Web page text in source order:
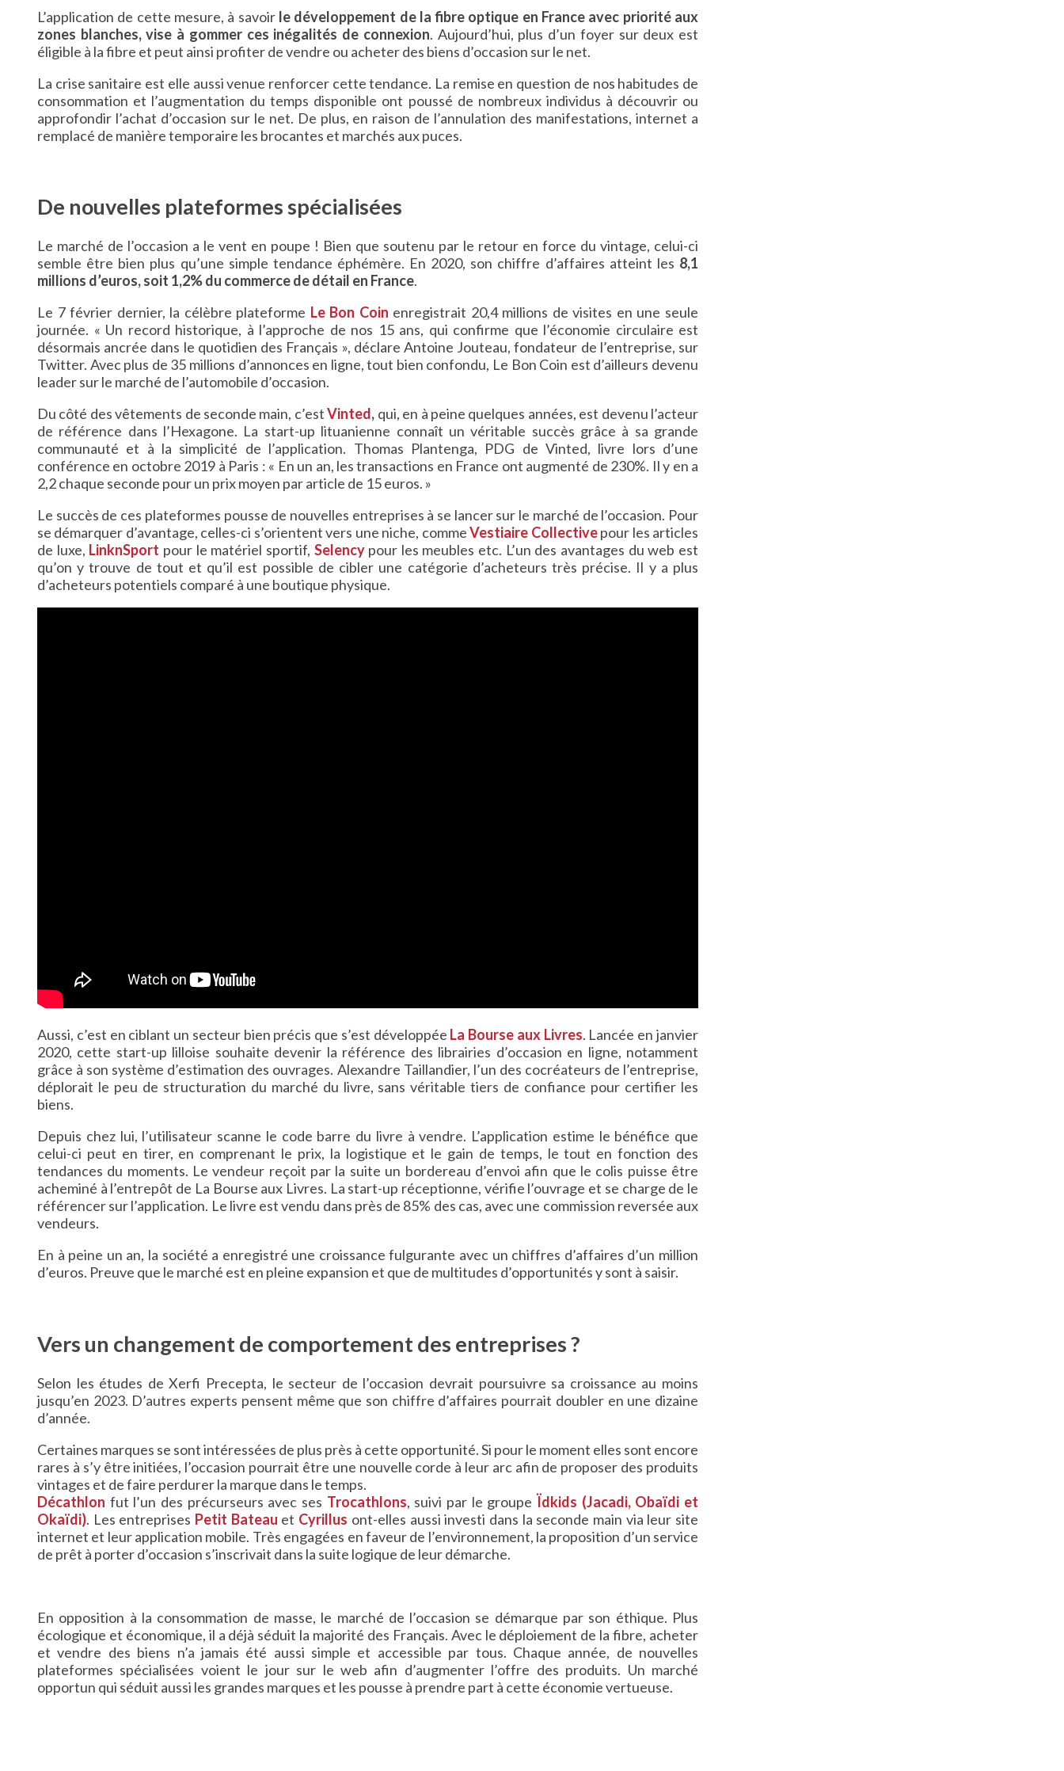
L’application de cette mesure, à savoir le développement de la fibre optique en France avec priorité aux
zones blanches, vise à gommer ces inégalités de connexion. Aujourd’hui, plus d’un foyer sur deux est
éligible à la fibre et peut ainsi profiter de vendre ou acheter des biens d’occasion sur le net.
La crise sanitaire est elle aussi venue renforcer cette tendance. La remise en question de nos habitudes de
consommation et l’augmentation du temps disponible ont poussé de nombreux individus à découvrir ou
approfondir l’achat d’occasion sur le net. De plus, en raison de l’annulation des manifestations, internet a
remplacé de manière temporaire les brocantes et marchés aux puces.
De nouvelles plateformes spécialisées
Le marché de l’occasion a le vent en poupe ! Bien que soutenu par le retour en force du vintage, celui-ci
semble être bien plus qu’une simple tendance éphémère. En 2020, son chiffre d’affaires atteint les 8,1
millions d’euros, soit 1,2% du commerce de détail en France.
Le 7 février dernier, la célèbre plateforme Le Bon Coin enregistrait 20,4 millions de visites en une seule
journée. « Un record historique, à l’approche de nos 15 ans, qui confirme que l’économie circulaire est
désormais ancrée dans le quotidien des Français », déclare Antoine Jouteau, fondateur de l’entreprise, sur
Twitter. Avec plus de 35 millions d’annonces en ligne, tout bien confondu, Le Bon Coin est d’ailleurs devenu
leader sur le marché de l’automobile d’occasion.
Du côté des vêtements de seconde main, c’estVinted, qui, en à peine quelques années, est devenu l’acteur
de référence dans l’Hexagone. La start-up lituanienne connaît un véritable succès grâce à sa grande
communauté et à la simplicité de l’application. Thomas Plantenga, PDG de Vinted, livre lors d’une
conférence en octobre 2019 à Paris : « En un an, les transactions en France ont augmenté de 230%. Il y en a
2,2 chaque seconde pour un prix moyen par article de 15 euros. »
Le succès de ces plateformes pousse de nouvelles entreprises à se lancer sur le marché de l’occasion. Pour
se démarquer d’avantage, celles-ci s’orientent vers une niche, commeVestiaire Collectivepour les articles
de luxe, LinknSport pour le matériel sportif, Selencypour les meubles etc. L’un des avantages du web est
qu’on y trouve de tout et qu’il est possible de cibler une catégorie d’acheteurs très précise. Il y a plus
d’acheteurs potentiels comparé à une boutique physique.
Aussi, c’est en ciblant un secteur bien précis que s’est développée La Bourse aux Livres. Lancée en janvier
2020, cette start-up lilloise souhaite devenir la référence des librairies d’occasion en ligne, notamment
grâce à son système d’estimation des ouvrages. Alexandre Taillandier, l’un des cocréateurs de l’entreprise,
déplorait le peu de structuration du marché du livre, sans véritable tiers de confiance pour certifier les
biens.
Depuis chez lui, l’utilisateur scanne le code barre du livre à vendre. L’application estime le bénéfice que
celui-ci peut en tirer, en comprenant le prix, la logistique et le gain de temps, le tout en fonction des
tendances du moments. Le vendeur reçoit par la suite un bordereau d’envoi afin que le colis puisse être
acheminé à l’entrepôt de La Bourse aux Livres. La start-up réceptionne, vérifie l’ouvrage et se charge de le
référencer sur l’application. Le livre est vendu dans près de 85% des cas, avec une commission reversée aux
vendeurs.
En à peine un an, la société a enregistré une croissance fulgurante avec un chiffres d’affaires d’un million
d’euros. Preuve que le marché est en pleine expansion et que de multitudes d’opportunités y sont à saisir.
Vers un changement de comportement des entreprises ?
Selon les études de Xerfi Precepta, le secteur de l’occasion devrait poursuivre sa croissance au moins
jusqu’en 2023. D’autres experts pensent même que son chiffre d’affaires pourrait doubler en une dizaine
d’année.
Certaines marques se sont intéressées de plus près à cette opportunité. Si pour le moment elles sont encore
rares à s’y être initiées, l’occasion pourrait être une nouvelle corde à leur arc afin de proposer des produits
vintages et de faire perdurer la marque dans le temps.
Décathlon fut l’un des précurseurs avec ses Trocathlons, suivi par le groupe Ïdkids (Jacadi, Obaïdi et
Okaïdi). Les entreprises Petit Bateau et Cyrillus ont-elles aussi investi dans la seconde main via leur site
internet et leur application mobile. Très engagées en faveur de l’environnement, la proposition d’un service
de prêt à porter d’occasion s’inscrivait dans la suite logique de leur démarche.
En opposition à la consommation de masse, le marché de l’occasion se démarque par son éthique. Plus
écologique et économique, il a déjà séduit la majorité des Français. Avec le déploiement de la fibre, acheter
et vendre des biens n’a jamais été aussi simple et accessible par tous. Chaque année, de nouvelles
plateformes spécialisées voient le jour sur le web afin d’augmenter l’offre des produits. Un marché
opportun qui séduit aussi les grandes marques et les pousse à prendre part à cette économie vertueuse.